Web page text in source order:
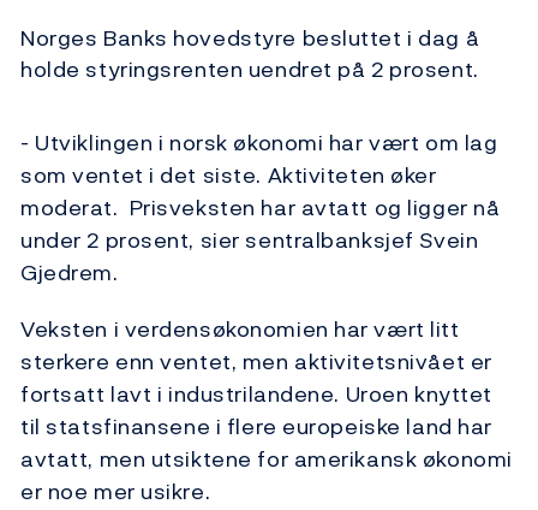
Norges Banks hovedstyre besluttet i dag å
holde styringsrenten uendret på 2 prosent.
- Utviklingen i norsk økonomi har vært om lag
som ventet i det siste. Aktiviteten øker
moderat. Prisveksten har avtatt og ligger nå
under 2 prosent, sier sentralbanksjef Svein
Gjedrem.
Veksten i verdensøkonomien har vært litt
sterkere enn ventet, men aktivitetsnivået er
fortsatt lavt i industrilandene. Uroen knyttet
til statsfinansene i flere europeiske land har
avtatt, men utsiktene for amerikansk økonomi
er noe mer usikre.